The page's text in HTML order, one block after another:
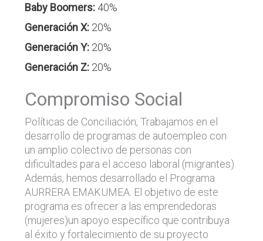
Baby Boomers:40%
Generación X: 20%
Generación Y:20%
Generación Z:20%
Compromiso Social
Políticas de Conciliación, Trabajamos en el
desarrollo de programas de autoempleo con
un amplio colectivo de personas con
dificultades para el acceso laboral (migrantes).
Además, hemos desarrollado el Programa
AURRERA EMAKUMEA. El objetivo de este
programa es ofrecer a las emprendedoras
(mujeres)un apoyo específico que contribuya
al éxito y fortalecimiento de su proyecto